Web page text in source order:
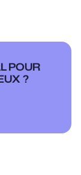
POUR
?